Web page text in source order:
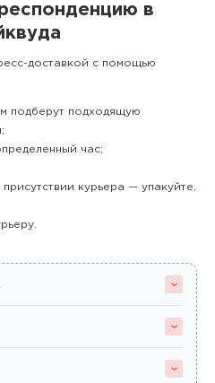
в
доставкой с помощью
подберут подходящую
час;
курьера — упакуйте,